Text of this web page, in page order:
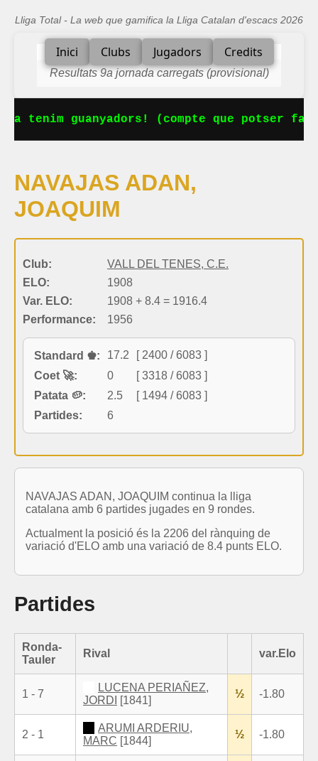
Lliga Total - La web que gamifica la Lliga Catalan d'escacs 2026
Inici Clubs Jugadors Credits
Resultats 9a jornada carregats (provisional)
tenim guanyadors! (compte que potser
NAVAJAS ADAN,
JOAQUIM
Club:
VALL DEL TENES, C.E.
ELO:
1908
Var. ELO:
1908 + 8.4 = 1916.4
Performance:
1956
Standard ♚: 17.2
[ 2400 / 6083 ]
Coet 🚀:
0
[ 3318 / 6083 ]
Patata 🥔:
2.5
[ 1494 / 6083 ]
Partides:
6
NAVAJAS ADAN, JOAQUIM continua la lliga
catalana amb 6 partides jugades en 9 rondes.
Actualment la posició és la 2206 del rànquing de
variació d'ELO amb una variació de 8.4 punts ELO.
Partides
Ronda-
Tauler
Rival var.Elo
1 - 7
LUCENA PERIAÑEZ,
JORDI
[1841]
½ -1.80
2 - 1
ARUMI ARDERIU,
MARC [1844]
½ -1.80